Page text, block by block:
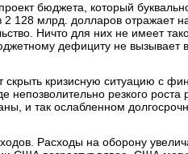
бюджета, который
128 млрд. долларов отражает
Ничто для них не имеет
дефициту не вызывает
кризисную ситуацию с
непозволительно резкого роста
и так ослабленном
Расходы на оборону